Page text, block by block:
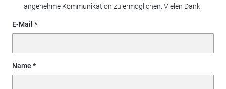
angenehme Kommunikation zu ermöglichen. Vielen Dank!
E-Mail
Name